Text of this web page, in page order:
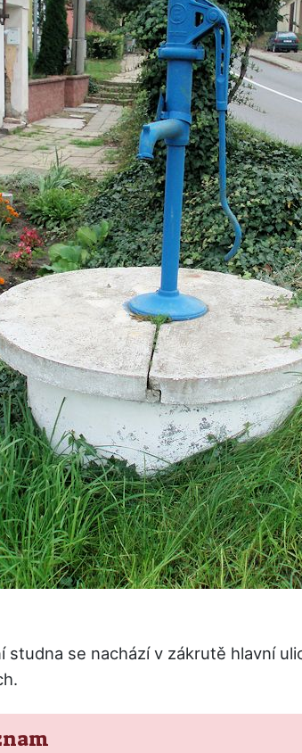
studna se nachází v zákrutě hlavní